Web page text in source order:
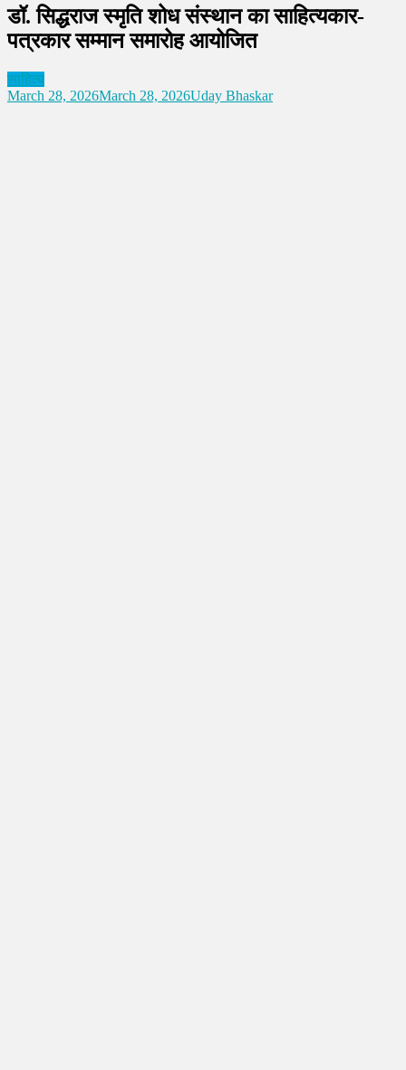
डॉ. सिद्धराज स्मृति शोध संस्थान का साहित्यकार-
पत्रकार सम्मान समारोह आयोजित
साहित्य
March 28, 2026March 28, 2026Uday Bhaskar